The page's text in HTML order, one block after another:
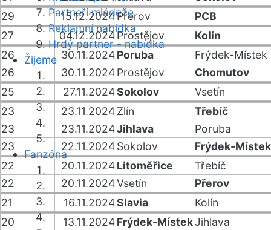
Partneři mládeže
Reklamní nabídka
Hrdý partner - nabídka
Žijeme
Fanzóna
29
15.12.2024Přerov PCB
27
04.12.2024Prostějov Kolín
26
30.11.2024Poruba Frýdek-Místek
26
30.11.2024Prostějov Chomutov
25
27.11.2024Sokolov Vsetín
23
23.11.2024Zlín Třebíč
23
23.11.2024Jihlava Poruba
23
22.11.2024Sokolov Frýdek-Místek
22
20.11.2024Litoměřice Třebíč
22
20.11.2024Vsetín Přerov
21
16.11.2024Slavia Kolín
20
13.11.2024Frýdek-MístekJihlava